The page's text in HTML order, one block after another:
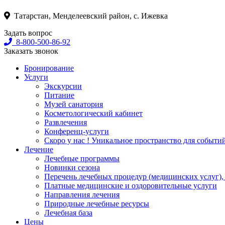
Татарстан, Менделеевский район, с. Ижевка
Задать вопрос
8-800-500-86-92
Заказать звонок
Бронирование
Услуги
Экскурсии
Питание
Музей санатория
Косметологический кабинет
Развлечения
Конференц-услуги
Скоро у нас ! Уникальное пространство для
Лечение
Лечебные программы
Новинки сезона
Перечень лечебных процедур (медицинских
Платные медицинские и оздоровительные услуги
Направления лечения
Природные лечебные ресурсы
Лечебная база
Цены